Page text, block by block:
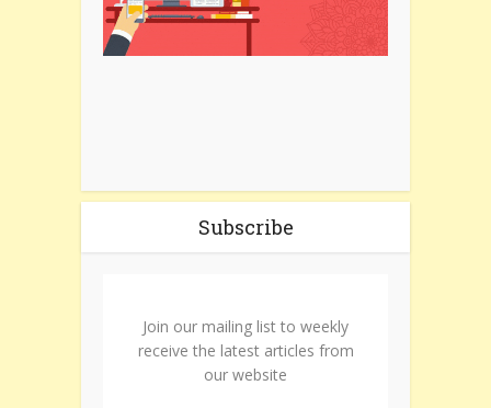
Subscribe
Join our mailing list to weekly
receive the latest articles from
our website